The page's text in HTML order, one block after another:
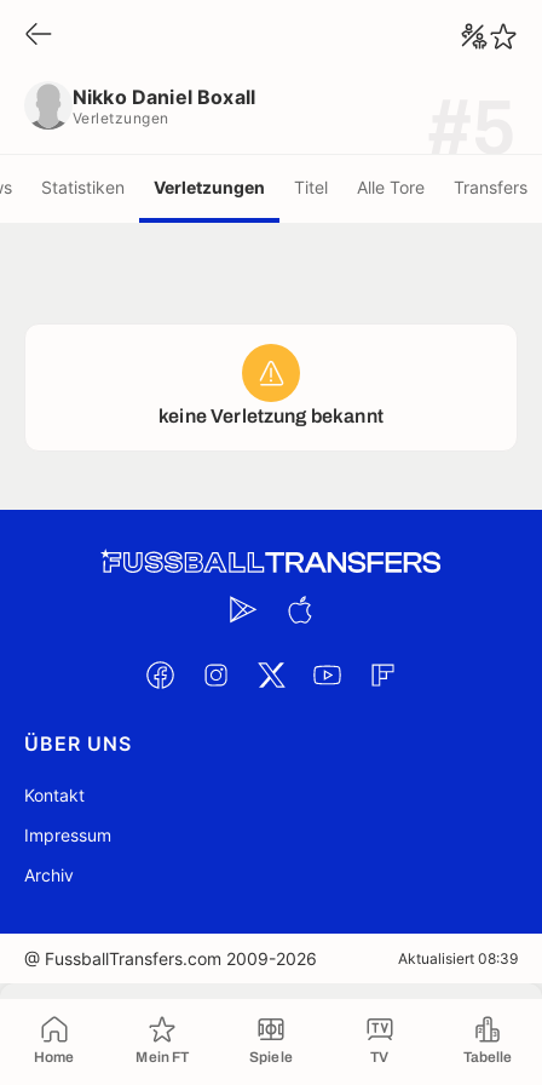
Home Mein FT Spiele TV Tabelle
Nikko Daniel Boxall
Verletzungen
Statistiken Verletzungen Titel Alle Tore Transfers
keine Verletzung bekannt
ÜBER UNS
Kontakt
Impressum
Archiv
@ FussballTransfers.com 2009-2026 Aktualisiert 08:39